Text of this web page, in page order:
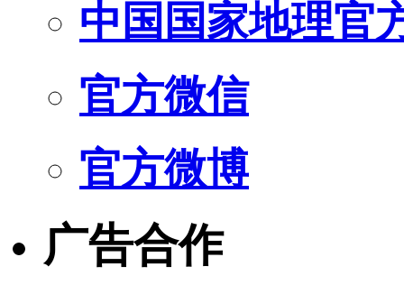
中国国家地理官
官方微信
官方微博
广告合作